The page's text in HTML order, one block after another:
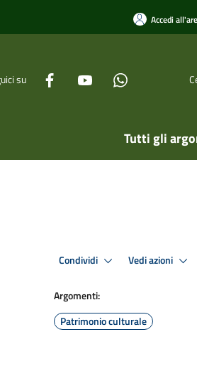
Accedi
su
Tutti gli
Condividi Vedi azioni
Argomenti:
Patrimonio culturale